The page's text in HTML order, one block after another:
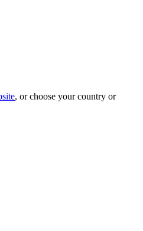
, or choose your country or